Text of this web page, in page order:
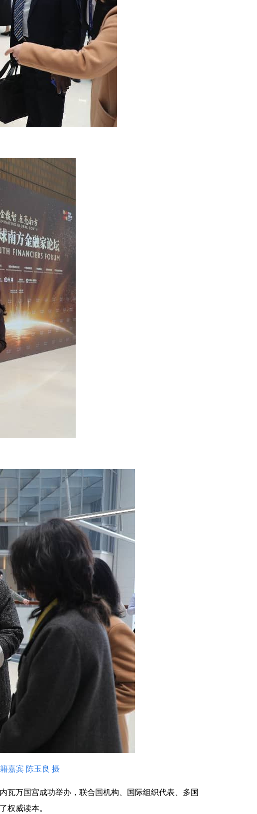
嘉宾 陈玉良 摄
瓦万国宫成功举办，联合国机构、国际组织代表、多国
威读本。